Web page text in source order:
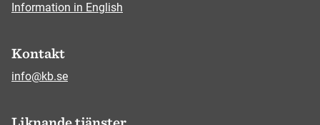
Information in English
Kontakt
info@kb.se